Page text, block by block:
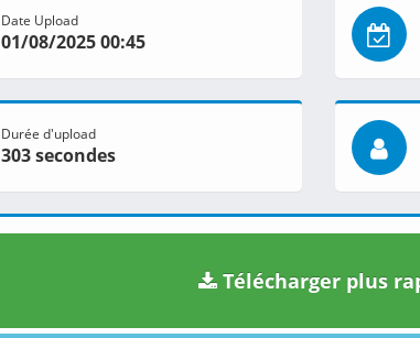
Date Upload
01/08/2025 00:45
Durée d'upload
303 secondes
Télécharger plus